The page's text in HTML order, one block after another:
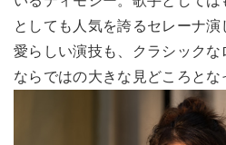
としても人気を誇るセレーナ
愛らしい演技も、クラシックな
ならではの大きな見どころとな